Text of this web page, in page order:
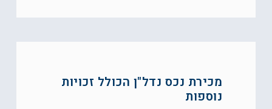
מכירת נכס נדל"ן הכולל זכויות
נוספות